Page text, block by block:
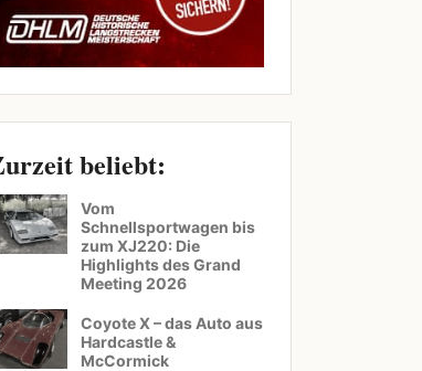
beliebt:
Vom
Schnellsportwagen bis
zum XJ220: Die
Highlights des Grand
Meeting 2026
Coyote X – das Auto aus
Hardcastle &
McCormick